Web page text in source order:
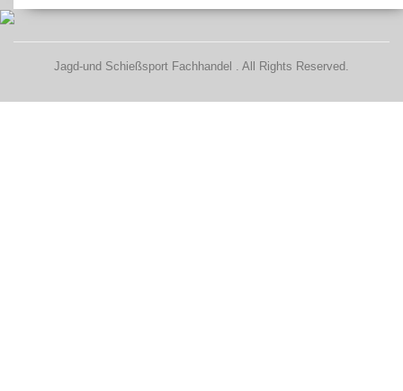
Jagd-und Schießsport Fachhandel . All Rights Reserved.